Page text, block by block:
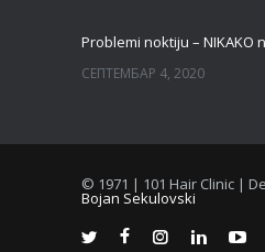
СЕПТЕМБАР 4, 2020
© 1971 | 101 Hair Clinic |
Bojan Sekulovski